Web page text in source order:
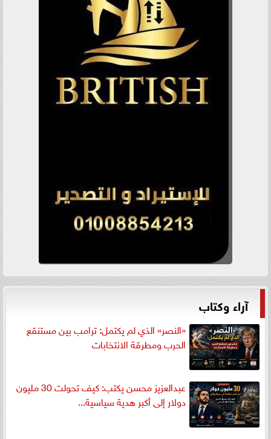
آراء وكتاب
«النصر» الذي لم يكتمل: ترامب بين مستنقع
الحرب ومطرقة الانتخابات
عبدالعزيز محسن يكتب: كيف تحولت 30 مليون
دولار إلى أكبر هدية سياسية...